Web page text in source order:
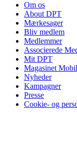
Om os
About DPT
Mærkesager
Bliv medlem
Medlemmer
Associerede
Mit DPT
Magasinet
Nyheder
Kampagner
Presse
Cookie- og